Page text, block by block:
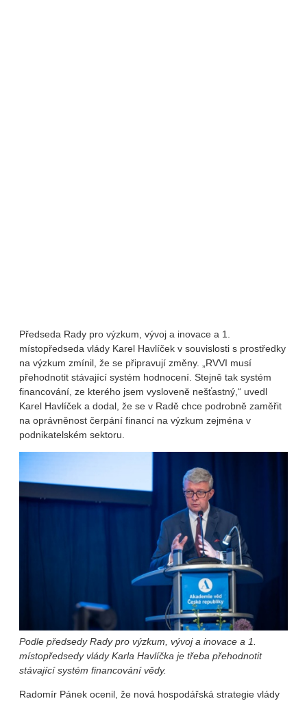
Předseda Rady pro výzkum, vývoj a inovace a 1.
místopředseda vlády Karel Havlíček v souvislosti s prostředky
na výzkum zmínil, že se připravují změny. „RVVI musí
přehodnotit stávající systém hodnocení. Stejně tak systém
financování, ze kterého jsem vysloveně nešťastný,“ uvedl
Karel Havlíček a dodal, že se v Radě chce podrobně zaměřit
na oprávněnost čerpání financí na výzkum zejména v
podnikatelském sektoru.
Podle předsedy Rady pro výzkum, vývoj a inovace a 1.
místopředsedy vlády Karla Havlíčka je třeba přehodnotit
stávající systém financování vědy.
Radomír Pánek ocenil, že nová hospodářská strategie vlády